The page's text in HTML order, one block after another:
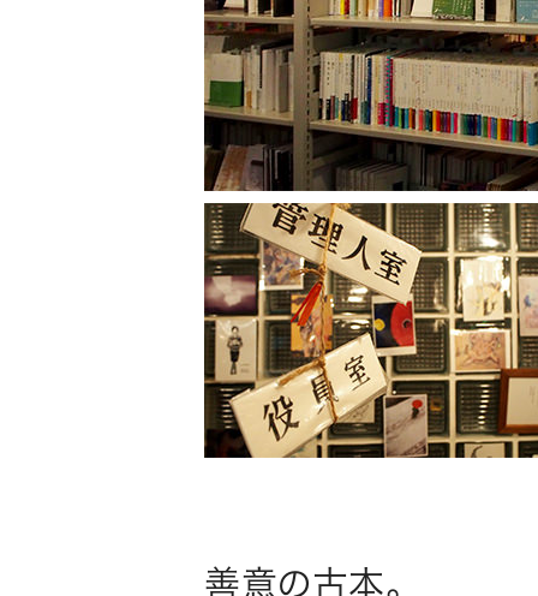
善意の古本。